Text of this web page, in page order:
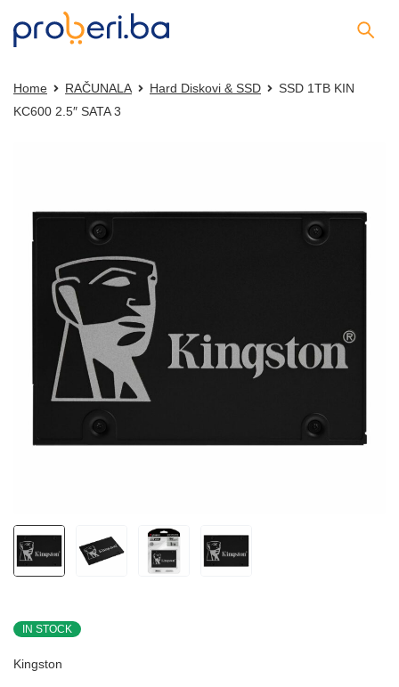
Home RAČUNALA Hard Diskovi & SSD
SSD 1TB KIN
KC600 2.5″ SATA 3
IN STOCK
Kingston